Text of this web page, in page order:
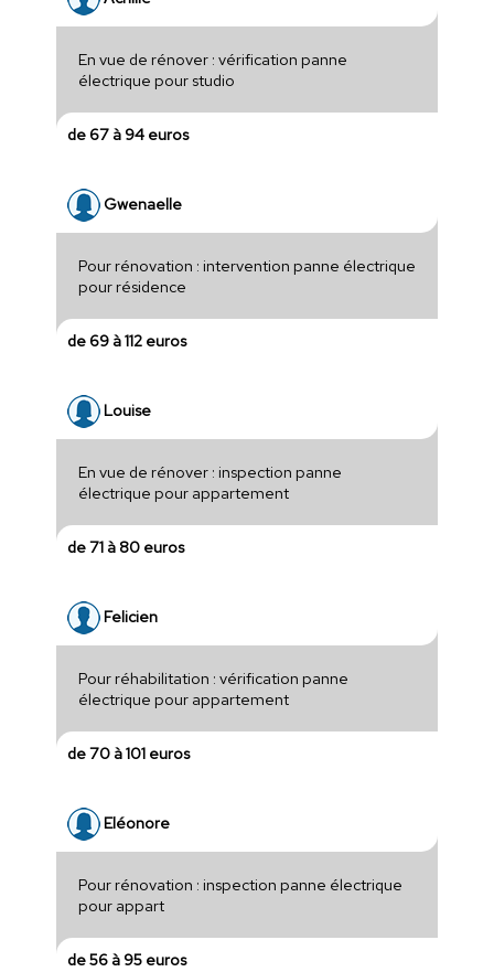
En vue de rénover : vérification panne
électrique pour studio
de 67 à 94 euros
Gwenaelle
Pour rénovation : intervention panne électrique
pour résidence
de 69 à 112 euros
Louise
En vue de rénover : inspection panne
électrique pour appartement
de 71 à 80 euros
Felicien
Pour réhabilitation : vérification panne
électrique pour appartement
de 70 à 101 euros
Eléonore
Pour rénovation : inspection panne électrique
pour appart
de 56 à 95 euros